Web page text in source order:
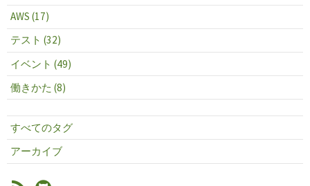
AWS (17)
テスト (32)
イベント (49)
働きかた (8)
すべてのタグ
アーカイブ